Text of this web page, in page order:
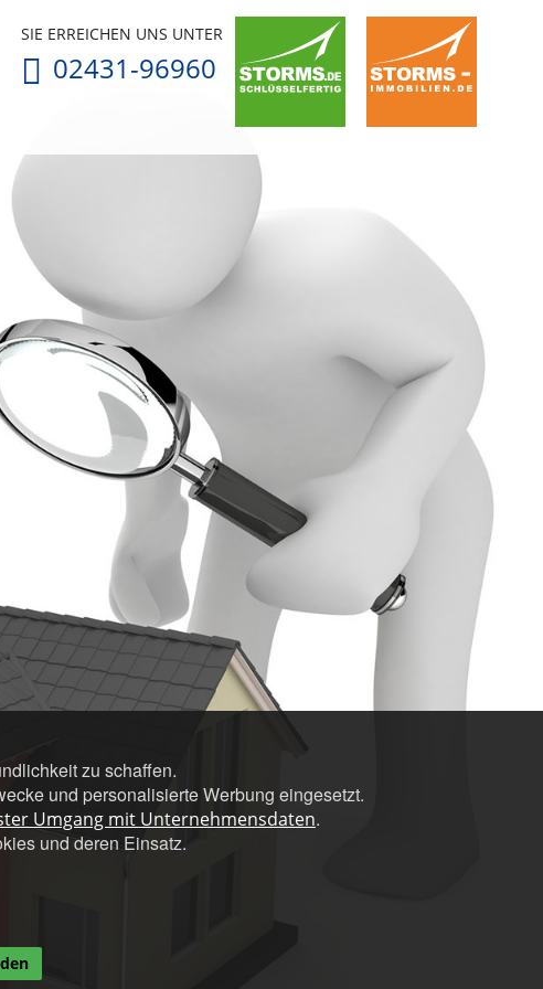
SIE ERREICHEN UNS UNTER
02431-96960
zu schaffen.
und personalisierte Werbung eingesetzt.
Umgang mit Unternehmensdaten.
und deren Einsatz.